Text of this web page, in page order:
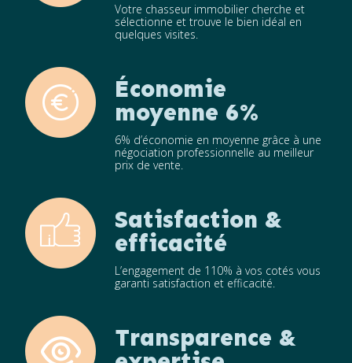
Votre chasseur immobilier cherche et
sélectionne et trouve le bien idéal en
quelques visites.
Économie
moyenne 6%
6% d’économie en moyenne grâce à une
négociation professionnelle au meilleur
prix de vente.
Satisfaction &
efficacité
L’engagement de 110% à vos cotés vous
garanti satisfaction et efficacité.
Transparence &